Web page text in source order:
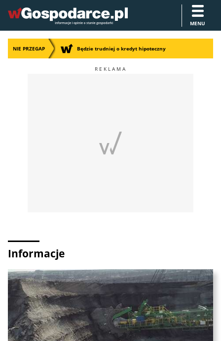
MENU
NIE PRZEGAP Będzie trudniej o kredyt hipoteczny
Informacje